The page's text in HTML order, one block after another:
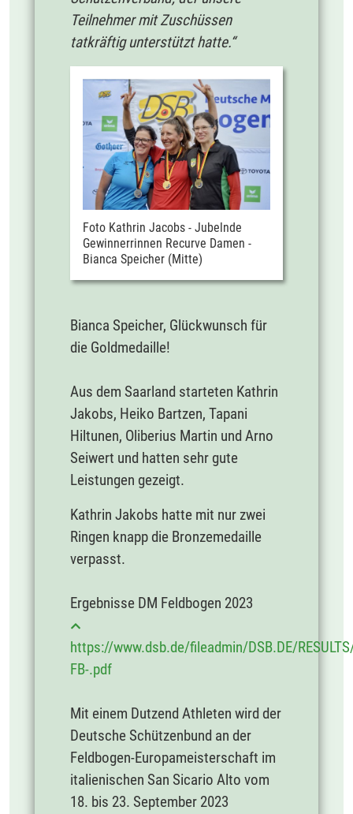
Teilnehmer mit Zuschüssen
tatkräftig unterstützt hatte.“
Foto Kathrin Jacobs - Jubelnde
Gewinnerrinnen Recurve Damen -
Bianca Speicher (Mitte)
Bianca Speicher, Glückwunsch für
die Goldmedaille!
Aus dem Saarland starteten Kathrin
Jakobs, Heiko Bartzen, Tapani
Hiltunen, Oliberius Martin und Arno
Seiwert und hatten sehr gute
Leistungen gezeigt.
Kathrin Jakobs hatte mit nur zwei
Ringen knapp die Bronzemedaille
verpasst.
Ergebnisse DM Feldbogen 2023
https://www.dsb.de/fileadmin/DSB.DE/
FB-.pdf
Mit einem Dutzend Athleten wird der
Deutsche Schützenbund an der
Feldbogen-Europameisterschaft im
italienischen San Sicario Alto vom
18. bis 23. September 2023